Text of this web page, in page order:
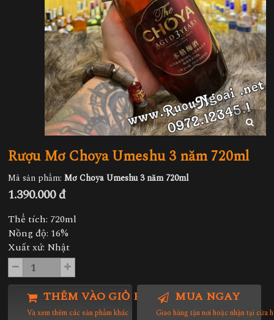
Rượu Mơ Choya Umeshu 3 năm 720ml
Mã sản phẩm: Mơ Choya Umeshu 3 năm 720ml
1.390.000 đ
Thể tích: 720ml
Nồng độ: 16%
Xuất xứ: Nhật
THÊM VÀO GIỎ HÀNG
Và xem thêm các sản phẩm khác
MUA NGAY
Giao hàng tận nơi hoặc nhận tại cửa